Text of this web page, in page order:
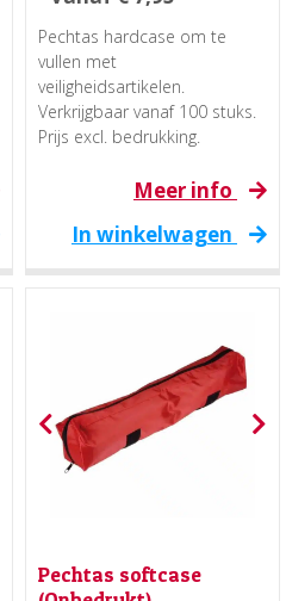
Meer info
In winkelwagen
Pechtas hardcase om te
vullen met
veiligheidsartikelen.
Verkrijgbaar vanaf 100 stuks.
Prijs excl. bedrukking.
Pechtas softcase